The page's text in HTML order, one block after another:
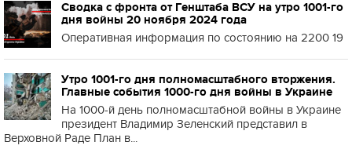
Сводка с фронта от Генштаба ВСУ на утро 1001-го
дня войны 20 ноября 2024 года
Оперативная информация по состоянию на 2200 19
Утро 1001-го дня полномасштабного вторжения.
Главные события 1000-го дня войны в Украине
На 1000-й день полномасштабной войны в Украине
президент Владимир Зеленский представил в
Верховной Раде План в...